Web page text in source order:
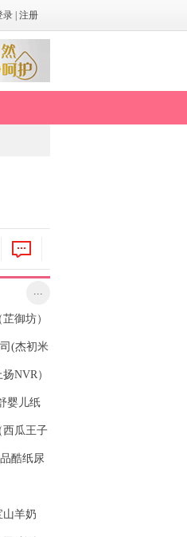
录 注册
...
御坊）
(杰初米
NVR）
婴儿纸
西瓜王子
酷纸尿
山羊奶